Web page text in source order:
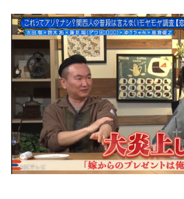
探偵！ナイトスクープ
news おかえり
河合＆A.B.C-Z塚田×福井アナ
（news おかえり）
DAIGOも台所 ～きょうの献立
本日はダイアンなり！シーズン
朝だ！生です旅サラダ
教えて！ニュースライブ 正義の